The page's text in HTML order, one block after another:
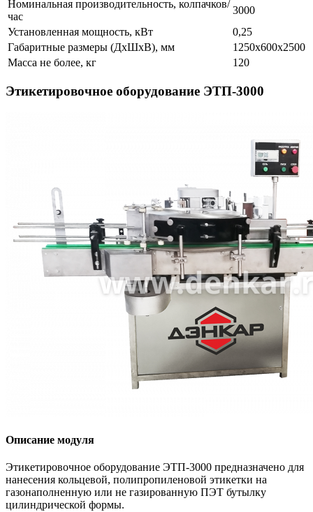
Номинальная производительность, колпачков/
час
3000
Установленная мощность, кВт
0,25
Габаритные размеры (ДхШхВ), мм
1250х600х2500
Масса не более, кг
120
Этикетировочное оборудование ЭТП-3000
Описание модуля
Этикетировочное оборудование ЭТП-3000 предназначено для
нанесения кольцевой, полипропиленовой этикетки на
газонаполненную или не газированную ПЭТ бутылку
цилиндрической формы.